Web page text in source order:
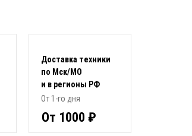
Доставка техники
по Мск/МО
и в регионы РФ
От 1-го дня
От 1000 ₽